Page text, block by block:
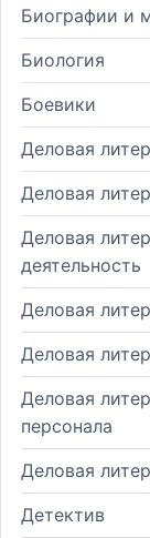
Биографии и
Биология
Боевики
Деловая
Деловая
Деловая
деятельность
Деловая
Деловая
Деловая
персонала
Деловая
Детектив